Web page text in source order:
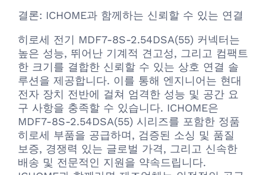
결론: ICHOME과 함께하는 신뢰할 수 있는 연결
히로세 전기 MDF7-8S-2.54DSA(55) 커넥터는
높은 성능, 뛰어난 기계적 견고성, 그리고 컴팩트
한 크기를 결합한 신뢰할 수 있는 상호 연결 솔
루션을 제공합니다. 이를 통해 엔지니어는 현대
전자 장치 전반에 걸쳐 엄격한 성능 및 공간 요
구 사항을 충족할 수 있습니다. ICHOME은
MDF7-8S-2.54DSA(55) 시리즈를 포함한 정품
히로세 부품을 공급하며, 검증된 소싱 및 품질
보증, 경쟁력 있는 글로벌 가격, 그리고 신속한
배송 및 전문적인 지원을 약속드립니다.